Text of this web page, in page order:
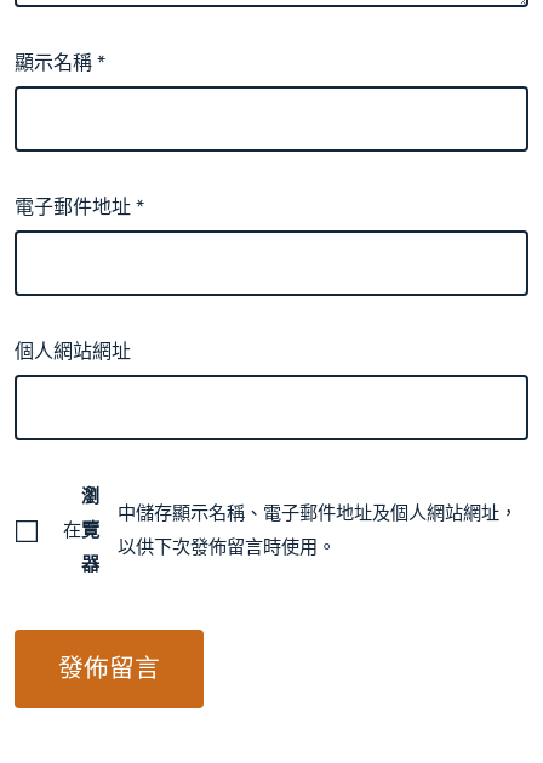
顯示名稱*
電子郵件地址*
個人網站網址
在
瀏
覽
器
中儲存顯示名稱、電子郵件地址及個人網站網址，
以供下次發佈留言時使用。